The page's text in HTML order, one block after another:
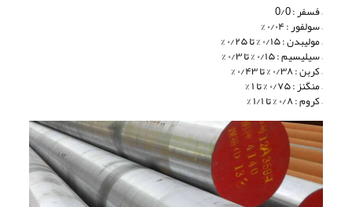
– فسفر : 0/0
– سولفور : ۰/۰۴ %
– مولیبدن : ۰/۱۵ % تا ۰/۲۵ %
– سیلیسیم : ۰/۱۵ % تا ۰/۳ %
– کربن : ۰/۳۸ % تا ۰/۴۳ %
– منگنز : ۰/۷۵ % تا ۱ %
– کروم : ۰/۸ % تا ۱/۱ %